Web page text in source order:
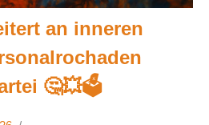
an inneren
🤔💥🗳️